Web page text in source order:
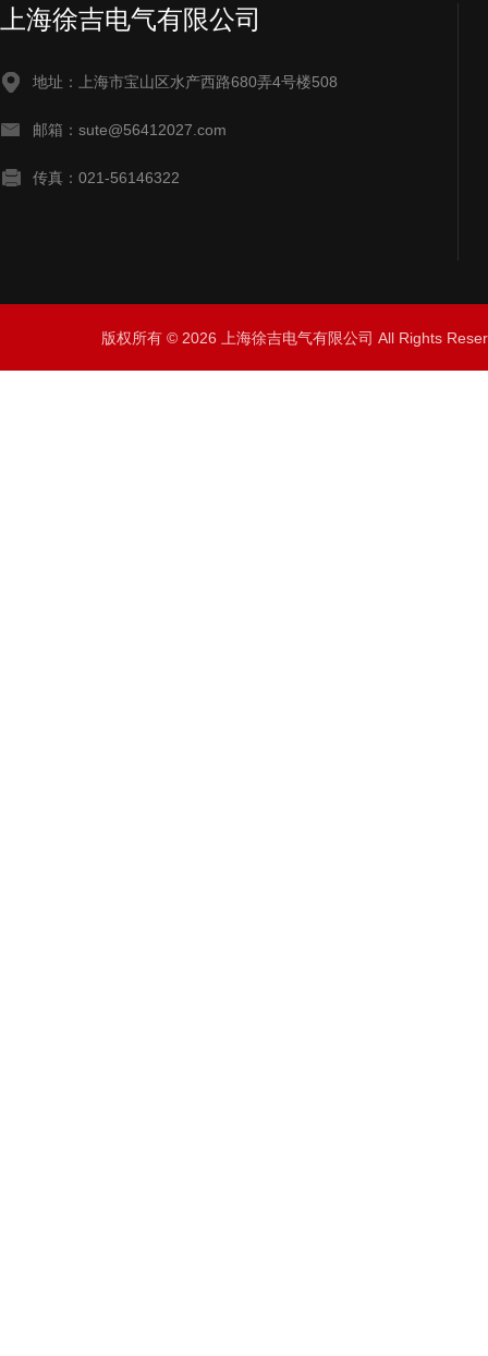
上海徐吉电气有限公司
地址：上海市宝山区水产西路680弄4号楼508
邮箱：sute@56412027.com
传真：021-56146322
版权所有 © 2026 上海徐吉电气有限公司 All Rights